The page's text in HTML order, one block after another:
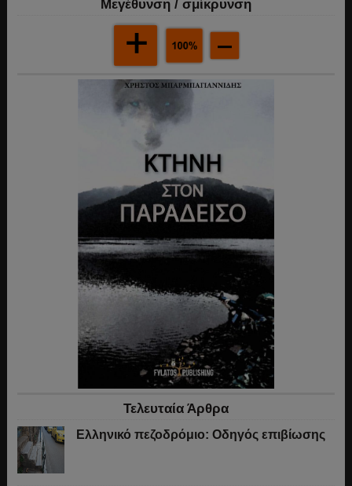
Mεγέθυνση / σμίκρυνση
Τελευταία Άρθρα
Ελληνικό πεζοδρόμιο: Οδηγός επιβίωσης